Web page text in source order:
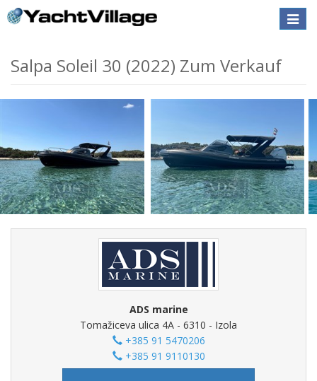
Toggle
Salpa Soleil 30 (2022) Zum Verkauf
ADS marine
Tomažiceva ulica 4A - 6310 - Izola
+385 91 5470206
+385 91 9110130